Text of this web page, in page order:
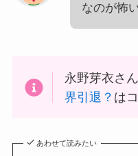
なのが怖
永野芽衣さ
界引退？ は
あわせて読みたい